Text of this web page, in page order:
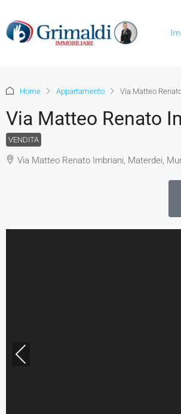
Home Appartamento Via Matteo
Via Matteo Renato
VENDITA
Via Matteo Renato Imbriani, Materdei,
Previous